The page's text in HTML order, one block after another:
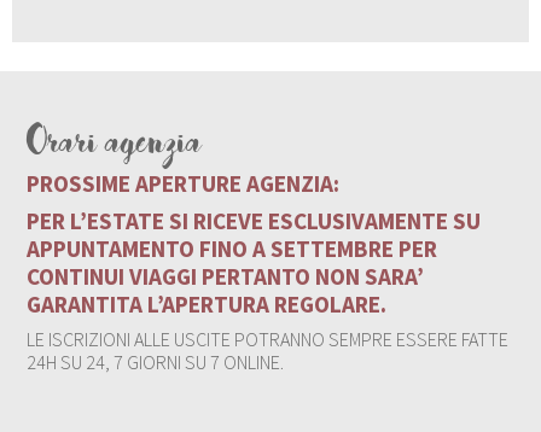
Orari agenzia
PROSSIME APERTURE AGENZIA:
PER L’ESTATE SI RICEVE ESCLUSIVAMENTE SU
APPUNTAMENTO FINO A SETTEMBRE PER
CONTINUI VIAGGI PERTANTO NON SARA’
GARANTITA L’APERTURA REGOLARE.
LE ISCRIZIONI ALLE USCITE POTRANNO SEMPRE ESSERE FATTE
24H SU 24, 7 GIORNI SU 7 ONLINE.